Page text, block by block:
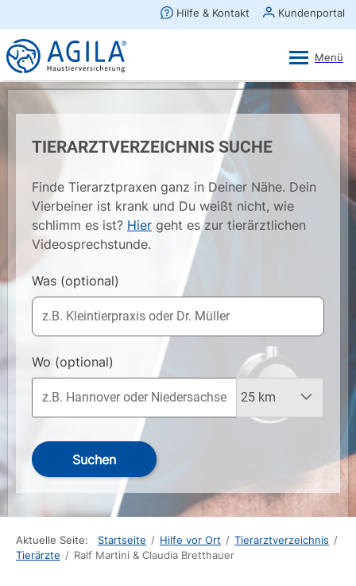
TIERARZTVERZEICHNIS SUCHE
Finde Tierarztpraxen ganz in Deiner Nähe. Dein
Vierbeiner ist krank und Du weißt nicht, wie
schlimm es ist? Hier geht es zur tierärztlichen
Videosprechstunde.
Was (optional)
Wo (optional)
Suchen
Aktuelle Seite: Startseite / Hilfe vor Ort / Tierarztverzeichnis /
Tierärzte / Ralf Martini & Claudia Bretthauer
×
AGILA Kunden-App
Gratis - Im Play Store laden
Ansehen